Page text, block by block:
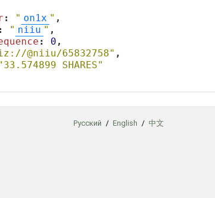
: " on1x " ,
: " niiu " ,
: 0 ,
@niiu/65832758" ,
SHARES"
Русский / English / 中文